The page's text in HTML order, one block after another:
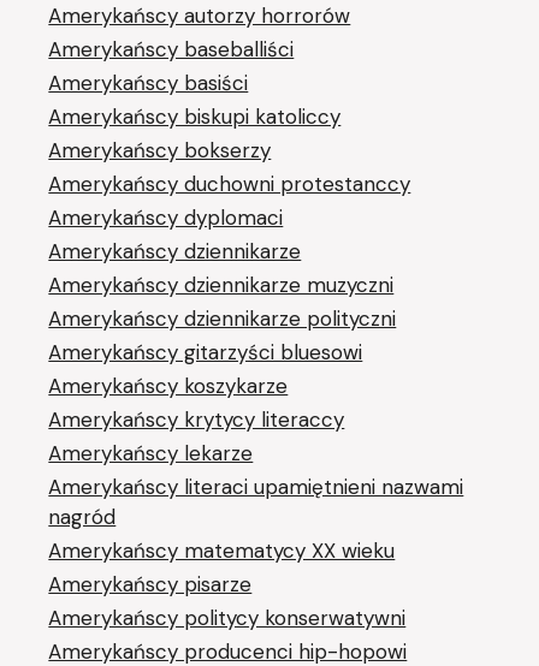
Amerykańscy autorzy horrorów
Amerykańscy baseballiści
Amerykańscy basiści
Amerykańscy biskupi katoliccy
Amerykańscy bokserzy
Amerykańscy duchowni protestanccy
Amerykańscy dyplomaci
Amerykańscy dziennikarze
Amerykańscy dziennikarze muzyczni
Amerykańscy dziennikarze polityczni
Amerykańscy gitarzyści bluesowi
Amerykańscy koszykarze
Amerykańscy krytycy literaccy
Amerykańscy lekarze
Amerykańscy literaci upamiętnieni nazwami
nagród
Amerykańscy matematycy XX wieku
Amerykańscy pisarze
Amerykańscy politycy konserwatywni
Amerykańscy producenci hip-hopowi